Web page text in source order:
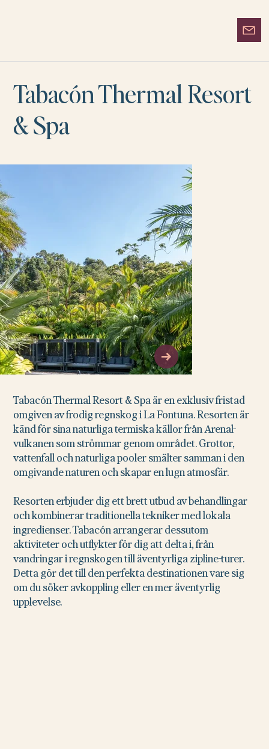
Tabacón Thermal Resort
& Spa
Tabacón Thermal Resort & Spa är en exklusiv fristad
omgiven av frodig regnskog i La Fontuna. Resorten är
känd för sina naturliga termiska källor från Arenal-
vulkanen som strömmar genom området. Grottor,
vattenfall och naturliga pooler smälter samman i den
omgivande naturen och skapar en lugn atmosfär.
Resorten erbjuder dig ett brett utbud av behandlingar
och kombinerar traditionella tekniker med lokala
ingredienser. Tabacón arrangerar dessutom
aktiviteter och utflykter för dig att delta i, från
vandringar i regnskogen till äventyrliga zipline-turer.
Detta gör det till den perfekta destinationen vare sig
om du söker avkoppling eller en mer äventyrlig
upplevelse.